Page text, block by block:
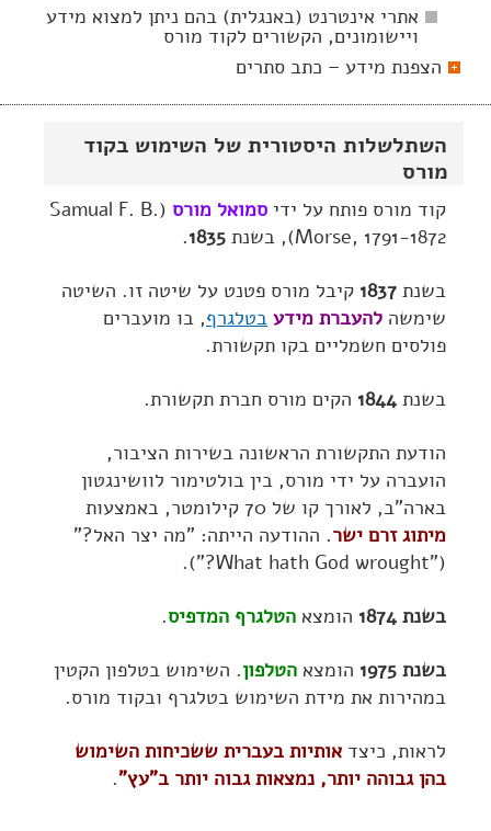
השתלשלות היסטורית של השימוש בקוד
מורס
קוד מורס פותח על ידי סמואל מורס
(Samual F. B.
Morse, 1791-1872), בשנת
1835
.
בשנת 1837 קיבל מורס פטנט על שיטה זו. השיטה
שימשה להעברת מידע בטלגרף, בו מועברים
פולסים חשמליים בקו תקשורת.
בשנת 1844 הקים מורס חברת תקשורת.
הודעת התקשורת הראשונה בשירות הציבור,
הועברה על ידי מורס, בין בולטימור לוושינגטון
בארה"ב, לאורך קו של 70 קילומטר, באמצעות
מיתוג זרם ישר. ההודעה הייתה: "מה יצר האל?"
("What hath God wrought?").
בשנת 1874 הומצא הטלגרף המדפיס.
בשנת 1975 הומצא הטלפון. השימוש בטלפון הקטין
במהירות את מידת השימוש בטלגרף ובקוד מורס.
לראות, כיצד אותיות בעברית ששכיחות השימוש
בהן גבוהה יותר, נמצאות גבוה יותר ב"עץ".
אתרי אינטרנט (באנגלית) בהם ניתן למצוא מידע
ויישומונים, הקשורים לקוד מורס
הצפנת מידע – כתב סתרים